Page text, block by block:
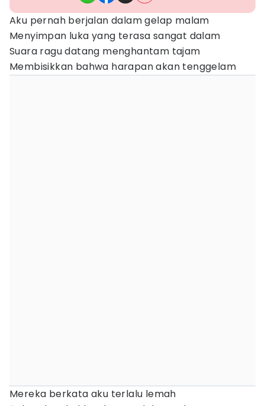
Aku pernah berjalan dalam gelap malam
Menyimpan luka yang terasa sangat dalam
Suara ragu datang menghantam tajam
Membisikkan bahwa harapan akan tenggelam
Mereka berkata aku terlalu lemah